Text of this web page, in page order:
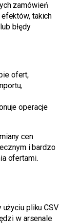
zamówień
takich
błędy
ofert,
operacje
cen
i bardzo
ofertami.
użyciu pliku CSV
w arsenale